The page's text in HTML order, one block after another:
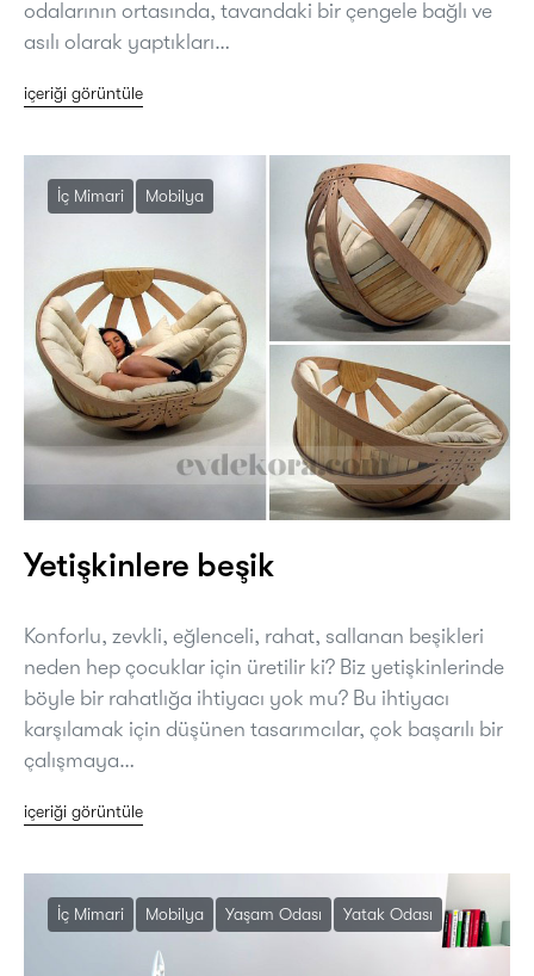
odalarının ortasında, tavandaki bir çengele bağlı ve
asılı olarak yaptıkları…
içeriği görüntüle
İç Mimari Mobilya
Yetişkinlere beşik
Konforlu, zevkli, eğlenceli, rahat, sallanan beşikleri
neden hep çocuklar için üretilir ki? Biz yetişkinlerinde
böyle bir rahatlığa ihtiyacı yok mu? Bu ihtiyacı
karşılamak için düşünen tasarımcılar, çok başarılı bir
çalışmaya…
içeriği görüntüle
İç Mimari Mobilya Yaşam Odası Yatak Odası